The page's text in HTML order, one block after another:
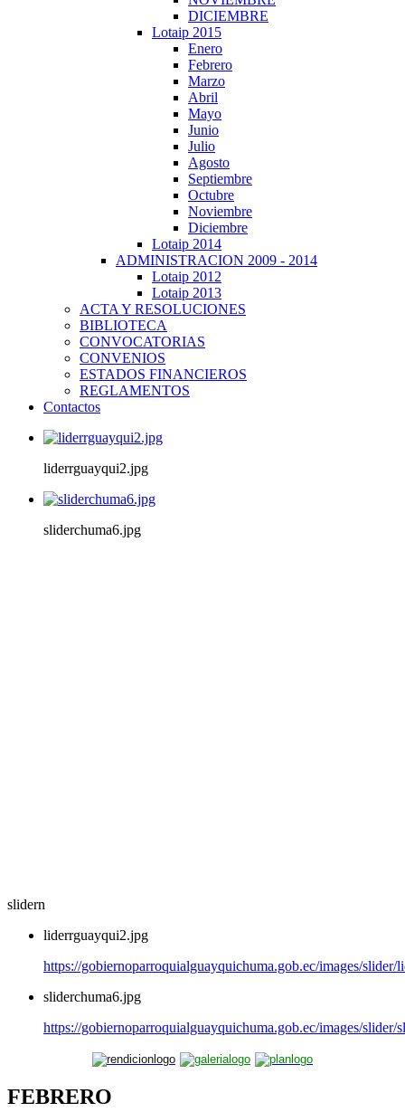
DICIEMBRE
Lotaip 2015
Enero
Febrero
Marzo
Abril
Mayo
Junio
Julio
Agosto
Septiembre
Octubre
Noviembre
Diciembre
Lotaip 2014
ADMINISTRACION 2009 - 2014
Lotaip 2012
Lotaip 2013
ACTA Y RESOLUCIONES
BIBLIOTECA
CONVOCATORIAS
CONVENIOS
ESTADOS FINANCIEROS
REGLAMENTOS
Contactos
liderrguayqui2.jpg
sliderchuma6.jpg
slidern
liderrguayqui2.jpg
https://gobiernoparroquialguayquichuma.gob.ec/images/slider/
sliderchuma6.jpg
https://gobiernoparroquialguayquichuma.gob.ec/images/slider/
FEBRERO